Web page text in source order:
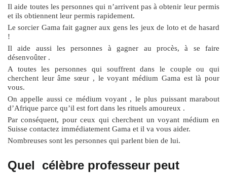
Il aide toutes les personnes qui n’arrivent pas à obtenir leur permis
et ils obtiennent leur permis rapidement.
Le sorcier Gama fait gagner aux gens les jeux de loto et de hasard
!
Il aide aussi les personnes à gagner au procès, à se faire
désenvoûter .
A toutes les personnes qui souffrent dans le couple ou qui
cherchent leur âme sœur , le voyant médium Gama est là pour
vous.
On appelle aussi ce médium voyant , le plus puissant marabout
d’Afrique parce qu’il est fort dans les rituels amoureux .
Par conséquent, pour ceux qui cherchent un voyant médium en
Suisse contactez immédiatement Gama et il va vous aider.
Nombreuses sont les personnes qui parlent bien de lui.
Quel célèbre professeur peut